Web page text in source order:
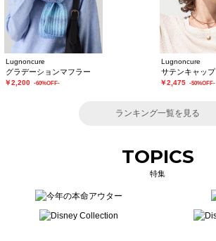
Lugnoncure
グラデーションマフラー
￥2,200 -60%OFF-
Lugnoncure
￥2,475 -50%OFF-
ランキング一覧を見る
TOPICS
特集